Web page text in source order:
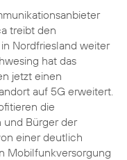
treibt den
Nordfriesland weiter
hat das
jetzt einen
auf 5G erweitert.
die
und Bürger der
einer deutlich
Mobilfunkversorgung